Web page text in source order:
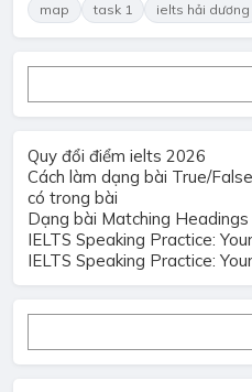
map
task 1 ielts hải dương
Quy đổi điểm ielts 2026
Cách làm dạng bài True/
có trong bài
Dạng bài Matching Headings
IELTS Speaking Practice:
IELTS Speaking Practice: